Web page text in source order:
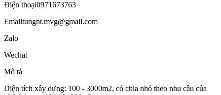
Điện thoại0971673763
Emailtungnt.mvg@gmail.com
Zalo
Wechat
Mô tả
Diện tích xây dựng: 100 - 3000m2, có chia nhỏ theo nhu cầu của